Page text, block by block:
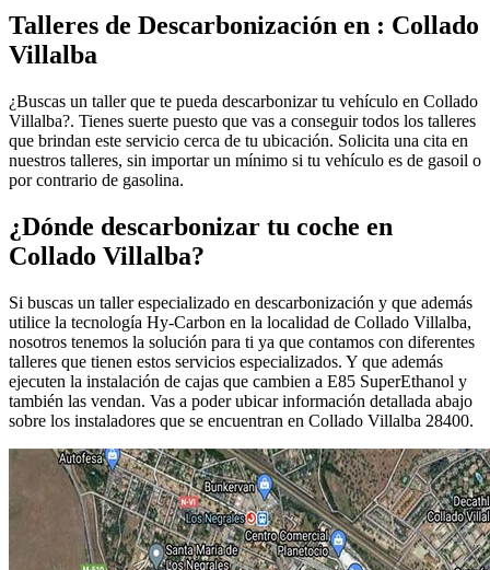
Talleres de Descarbonización en : Collado
Villalba
¿Buscas un taller que te pueda descarbonizar tu vehículo en Collado
Villalba?. Tienes suerte puesto que vas a conseguir todos los talleres
que brindan este servicio cerca de tu ubicación. Solicita una cita en
nuestros talleres, sin importar un mínimo si tu vehículo es de gasoil o
por contrario de gasolina.
¿Dónde descarbonizar tu coche en
Collado Villalba?
Si buscas un taller especializado en descarbonización y que además
utilice la tecnología Hy-Carbon en la localidad de Collado Villalba,
nosotros tenemos la solución para ti ya que contamos con diferentes
talleres que tienen estos servicios especializados. Y que además
ejecuten la instalación de cajas que cambien a E85 SuperEthanol y
también las vendan. Vas a poder ubicar información detallada abajo
sobre los instaladores que se encuentran en Collado Villalba 28400.